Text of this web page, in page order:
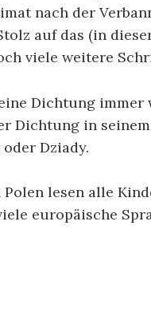
nach der
auf das (in
viele weitere
Dichtung immer
Dichtung in
oder Dziady.
lesen alle
europäische